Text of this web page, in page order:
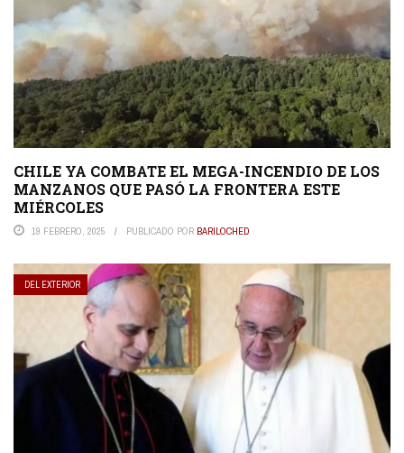
CHILE YA COMBATE EL MEGA-INCENDIO DE LOS
MANZANOS QUE PASÓ LA FRONTERA ESTE
MIÉRCOLES
19 FEBRERO, 2025 PUBLICADO POR BARILOCHED
DEL EXTERIOR